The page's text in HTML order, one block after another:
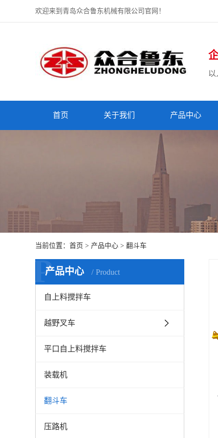
欢迎来到青岛众合鲁东机械有限公司官网！
以
首页 关于我们 产品中心
当前位置： 首页 > 产品中心 > 翻斗车
产品中心 Product
P
自上料搅拌车
越野叉车
平口自上料搅拌车
装载机
翻斗车
压路机